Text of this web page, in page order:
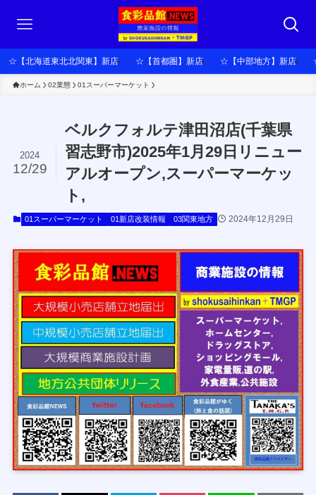
☆【北海道東北北関東】新店 ☆【首都圏】新店 ☆【中部地方】新店
ホーム 02業態 01スーパーマーケット
ベルクフォルテ津田沼店(千葉県
習志野市)2025年1月29日リニュー
アルオープン,スーパーマーケッ
ト,
2024
12/29
01スーパーマーケット 01新店改装情報 03関東地方 2024年12月29日